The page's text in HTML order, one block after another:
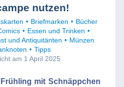
nutzen!
Briefmarken
Bücher
Essen und Trinken
und Antiquitänten
Münzen
Tipps
am 1 April 2025
mit Schnäppchen